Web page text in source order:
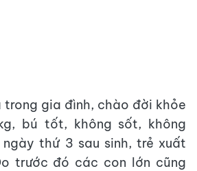
trong gia đình, chào đời khỏe
bú tốt, không sốt, không
thứ 3 sau sinh, trẻ xuất
trước đó các con lớn cũng